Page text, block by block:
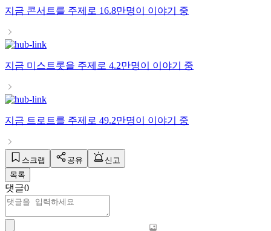
지금 콘서트를 주제로 16.8만명이 이야기 중
지금 미스트롯을 주제로 4.2만명이 이야기 중
지금 트로트를 주제로 49.2만명이 이야기 중
스크랩 공유
신고
목록
댓글0